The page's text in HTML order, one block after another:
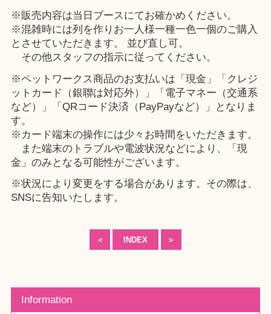
※販売内容は当日ブースにてお確かめください。
※混雑時には列を作りお一人様一種一色一個のご購入
とさせていただきます。 並び直し可。
その他スタッフの指示に従ってください。
※ペットワークス商品のお支払いは「現金」「クレジ
ットカード（銀聯は対応外）」「電子マネー（交通系
など）」「QRコード決済（PayPayなど）」となりま
す。
※カード端末の操作には少々お時間をいただきます。
また端末のトラブルや電波状況などにより、「現
金」のみとなる可能性がございます。
※状況により変更をする場合があります。その際は、
SNSに告知いたします。
＜ INDEX ＞
Information